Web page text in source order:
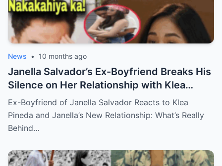
News • 10 months ago
Janella Salvador’s Ex-Boyfriend Breaks His
Silence on Her Relationship with Klea
Pineda – The Shocking Reaction You Won’t
Believe!
Ex-Boyfriend of Janella Salvador Reacts to Klea
Pineda and Janella’s New Relationship: What’s Really
Behind…